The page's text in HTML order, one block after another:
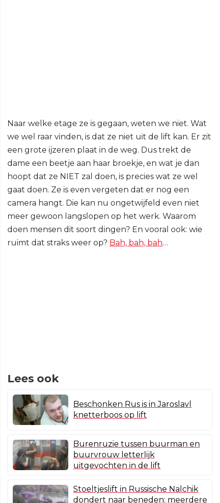
Naar welke etage ze is gegaan, weten we niet. Wat
we wel raar vinden, is dat ze niet uit de lift kan. Er zit
een grote ijzeren plaat in de weg. Dus trekt de
dame een beetje aan haar broekje, en wat je dan
hoopt dat ze NIET zal doen, is precies wat ze wel
gaat doen. Ze is even vergeten dat er nog een
camera hangt. Die kan nu ongetwijfeld even niet
meer gewoon langslopen op het werk. Waarom
doen mensen dit soort dingen? En vooral ook: wie
ruimt dat straks weer op? Bah, bah, bah…
Lees ook
Beschonken Rus is in Jaroslavl
knetterboos op lift
Burenruzie tussen buurman en
buurvrouw letterlijk
uitgevochten in de lift
Stoeltjeslift in Russische Nalchik
dondert naar beneden: meerdere